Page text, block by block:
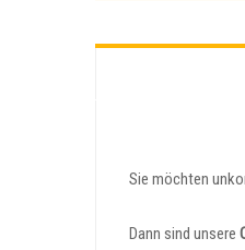
Sie möchten
Dann sind unsere